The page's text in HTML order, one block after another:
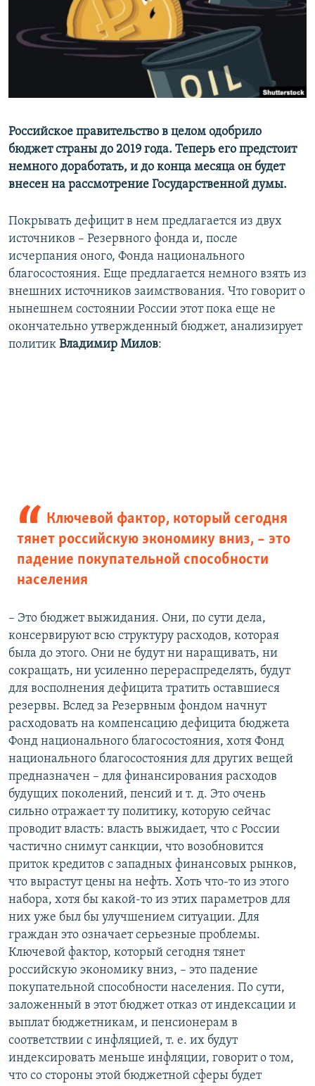
РАСПИСАНИЕ ВЕЩАНИЯ
ПОДПИШИТЕСЬ НА РАССЫЛКУ
Все сайты РСЕ/РС
Российское правительство в целом одобрило
бюджет страны до 2019 года. Теперь его предстоит
немного доработать, и до конца месяца он будет
внесен на рассмотрение Государственной думы.
Покрывать дефицит в нем предлагается из двух
источников – Резервного фонда и, после
исчерпания оного, Фонда национального
благосостояния. Еще предлагается немного взять из
внешних источников заимствования. Что говорит о
нынешнем состоянии России этот пока еще не
окончательно утвержденный бюджет, анализирует
политик Владимир Милов:
Ключевой фактор, который сегодня
тянет российскую экономику вниз, – это
падение покупательной способности
населения
– Это бюджет выжидания. Они, по сути дела,
консервируют всю структуру расходов, которая
была до этого. Они не будут ни наращивать, ни
сокращать, ни усиленно перераспределять, будут
для восполнения дефицита тратить оставшиеся
резервы. Вслед за Резервным фондом начнут
расходовать на компенсацию дефицита бюджета
Фонд национального благосостояния, хотя Фонд
национального благосостояния для других вещей
предназначен – для финансирования расходов
будущих поколений, пенсий и т. д. Это очень
сильно отражает ту политику, которую сейчас
проводит власть: власть выжидает, что с России
частично снимут санкции, что возобновится
приток кредитов с западных финансовых рынков,
что вырастут цены на нефть. Хоть что-то из этого
набора, хотя бы какой-то из этих параметров для
них уже был бы улучшением ситуации. Для
граждан это означает серьезные проблемы.
Ключевой фактор, который сегодня тянет
российскую экономику вниз, – это падение
покупательной способности населения. По сути,
заложенный в этот бюджет отказ от индексации и
выплат бюджетникам, и пенсионерам в
соответствии с инфляцией, т. е. их будут
индексировать меньше инфляции, говорит о том,
что со стороны этой бюджетной сферы будет